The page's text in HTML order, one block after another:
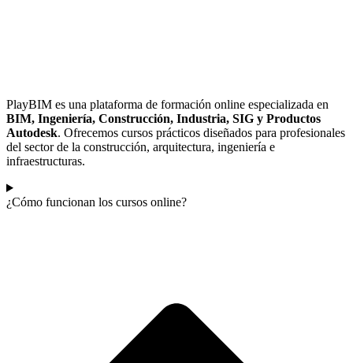
PlayBIM es una plataforma de formación online especializada en
BIM, Ingeniería, Construcción, Industria, SIG y Productos
Autodesk. Ofrecemos cursos prácticos diseñados para profesionales
del sector de la construcción, arquitectura, ingeniería e
infraestructuras.
¿Cómo funcionan los cursos online?